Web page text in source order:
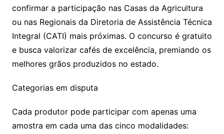
confirmar a participação nas Casas da Agricultura
ou nas Regionais da Diretoria de Assistência Técnica
Integral (CATI) mais próximas. O concurso é gratuito
e busca valorizar cafés de excelência, premiando os
melhores grãos produzidos no estado.
Categorias em disputa
Cada produtor pode participar com apenas uma
amostra em cada uma das cinco modalidades: